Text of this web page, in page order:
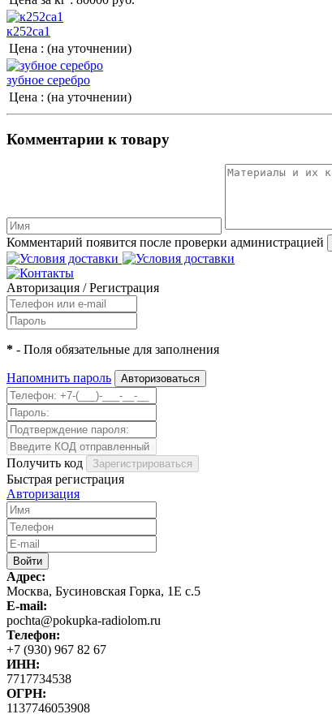
к252са1
Цена : (на уточнении)
зубное серебро
Цена : (на уточнении)
Комментарии к товару
Комментарий появится после проверки администрацией
Авторизация /Регистрация
* - Поля обязательные для заполнения
Напомнить пароль
Получить код
Быстрая регистрация
Авторизация
Адрес:
Москва, Бусиновская Горка, 1Е с.5
E-mail:
pochta@pokupka-radiolom.ru
Телефон:
+7 (930) 967 82 67
ИНН:
7717734538
ОГРН:
1137746053908